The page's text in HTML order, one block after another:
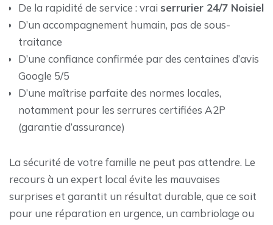
De la rapidité de service : vrai serrurier 24/7 Noisiel
D’un accompagnement humain, pas de sous-
traitance
D’une confiance confirmée par des centaines d’avis
Google 5/5
D’une maîtrise parfaite des normes locales,
notamment pour les serrures certifiées A2P
(garantie d’assurance)
La sécurité de votre famille ne peut pas attendre. Le
recours à un expert local évite les mauvaises
surprises et garantit un résultat durable, que ce soit
pour une réparation en urgence, un cambriolage ou